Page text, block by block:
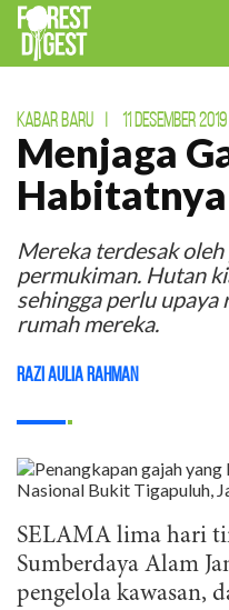
KABAR BARU 11 DESEMBER 2019
Menjaga
Habitatnya
Mereka terdesak
permukiman. Hutan
sehingga perlu
rumah mereka.
Razi Aulia Rahman
SELAMA lima hari
Sumberdaya Alam
pengelola kawasan,